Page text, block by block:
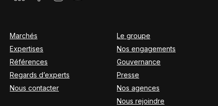
Marchés
Expertises
Références
Regards d’experts
Nous contacter
Le groupe
Nos engagements
Gouvernance
Presse
Nos agences
Nous rejoindre